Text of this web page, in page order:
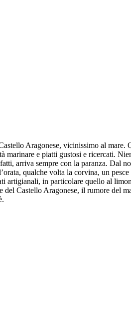
Aragonese, vicinissimo al mare.
marinare e piatti gustosi e ricercati.
arriva sempre con la paranza. Dal
qualche volta la corvina, un
in particolare quello al
Castello Aragonese, il rumore del